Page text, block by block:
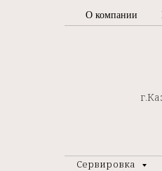
О компании
Сервировка